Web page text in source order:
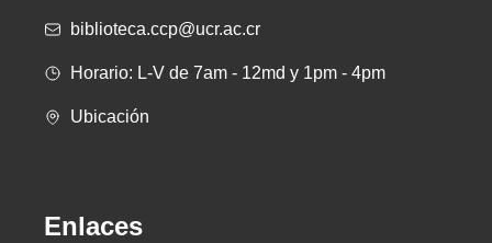
biblioteca.ccp@ucr.ac.cr
Horario: L-V de 7am - 12md y 1pm - 4pm
Ubicación
Enlaces